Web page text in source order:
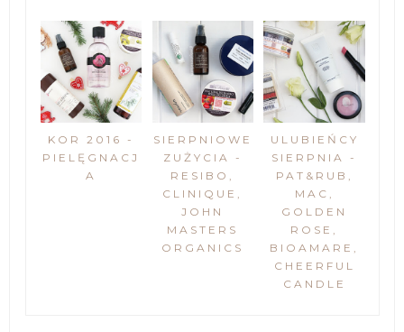
KOR 2016 -
PIELĘGNACJ
A
SIERPNIOWE
ZUŻYCIA -
RESIBO,
CLINIQUE,
JOHN
MASTERS
ORGANICS
ULUBIEŃCY
SIERPNIA -
PAT&RUB,
MAC,
GOLDEN
ROSE,
BIOAMARE,
CHEERFUL
CANDLE